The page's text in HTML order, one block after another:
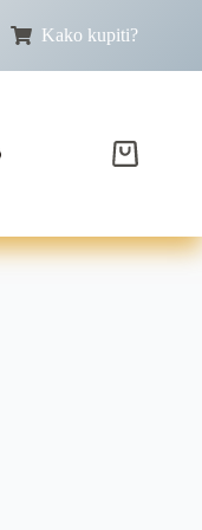
Kako kupiti?